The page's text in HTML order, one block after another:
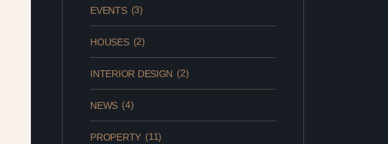
EVENTS (3)
HOUSES (2)
INTERIOR DESIGN (2)
NEWS (4)
PROPERTY (11)